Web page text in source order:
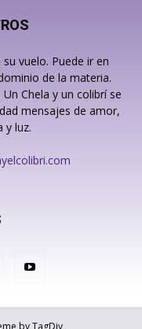
vuelo. Puede ir en
de la materia.
Chela y un colibrí se
mensajes de amor,
y luz.